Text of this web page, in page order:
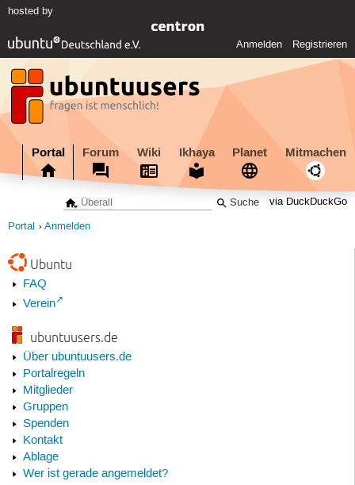
hosted by
Anmelden Registrieren
Portal Forum Wiki Ikhaya Planet Mitmachen
via DuckDuckGo
Portal Anmelden
Ubuntu
FAQ
Verein
ubuntuusers.de
Über ubuntuusers.de
Portalregeln
Mitglieder
Gruppen
Spenden
Kontakt
Ablage
Wer ist gerade angemeldet?